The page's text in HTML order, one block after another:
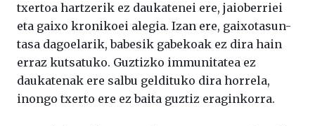
txertoa hartzerik ez daukatenei ere, jaioberriei
eta gaixo kronikoei alegia. Izan ere, gaixotasun-
tasa dagoelarik, babesik gabekoak ez dira hain
erraz kutsatuko. Guztizko immunitatea ez
daukatenak ere salbu geldituko dira horrela,
inongo txerto ere ez baita guztiz eraginkorra.